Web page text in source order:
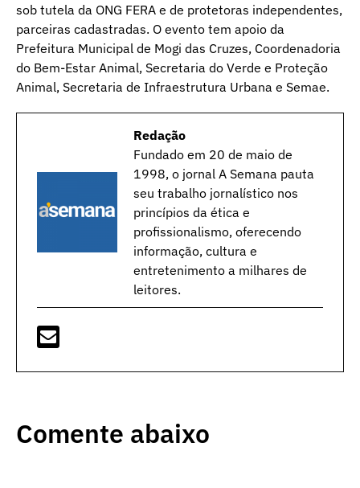
sob tutela da ONG FERA e de protetoras independentes,
parceiras cadastradas. O evento tem apoio da
Prefeitura Municipal de Mogi das Cruzes, Coordenadoria
do Bem-Estar Animal, Secretaria do Verde e Proteção
Animal, Secretaria de Infraestrutura Urbana e Semae.
Redação
Fundado em 20 de maio de
1998, o jornal A Semana pauta
seu trabalho jornalístico nos
princípios da ética e
profissionalismo, oferecendo
informação, cultura e
entretenimento a milhares de
leitores.
Comente abaixo